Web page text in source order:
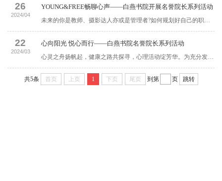
26
2024/04
YOUNG&FREE畅聊心声——白燕书院开展名誉院长系列活动
22
2024/03
心向阳光 悦心而行——白燕书院名誉院长系列活动
共5条 首页 上页 1 下页 尾页 到第 页 跳转